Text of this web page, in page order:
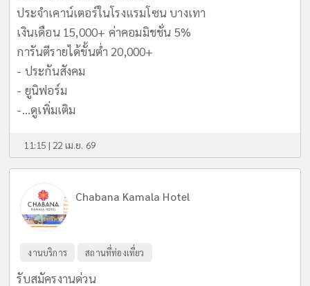
ประจำเคาน์เตอร์ในโรงแรมโซน บางเทา
เงินเดือน 15,000+ ค่าคอมมิชชั่น 5%
การันตีรายได้ขั้นต่ำ 20,000+
- ประกันสังคม
- ยูนิฟอร์ม
-...ดูเพิ่มเติม
11:15 | 22 เม.ย. 69
Chabana Kamala Hotel
งานบริการ สถานที่ท่องเที่ยว
รับสมัครงานด่วน